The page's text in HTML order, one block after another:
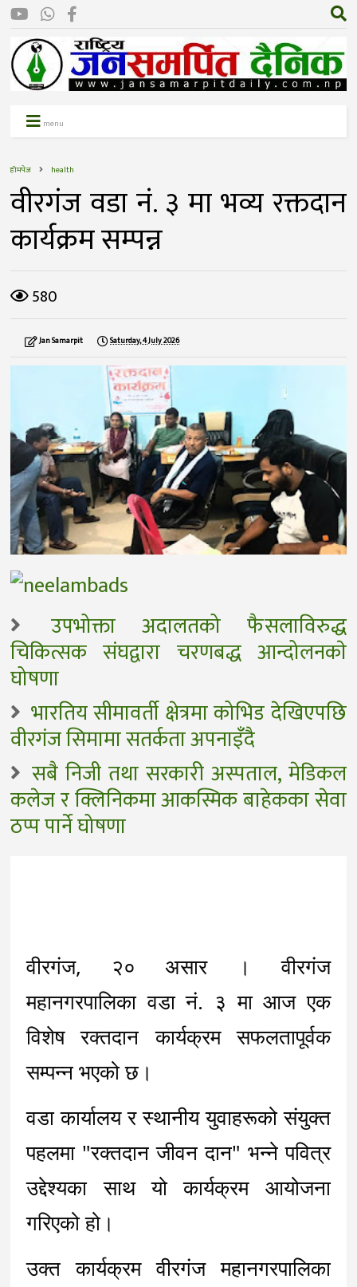
menu
होमपेज health
वीरगंज वडा नं. ३ मा भव्य रक्तदान
कार्यक्रम सम्पन्न
580
Jan Samarpit Saturday, 4 July 2026
उपभोक्ता अदालतको फैसलाविरुद्ध
चिकित्सक संघद्वारा चरणबद्ध आन्दोलनकाे
घोषणा
भारतिय सीमावर्ती क्षेत्रमा कोभिड देखिएपछि
वीरगंज सिमामा सतर्कता अपनाइँदै
सबै निजी तथा सरकारी अस्पताल, मेडिकल
कलेज र क्लिनिकमा आकस्मिक बाहेकका सेवा
ठप्प पार्ने घोषणा
वीरगंज, २० असार । वीरगंज
महानगरपालिका वडा नं. ३ मा आज एक
विशेष रक्तदान कार्यक्रम सफलतापूर्वक
सम्पन्न भएको छ।
वडा कार्यालय र स्थानीय युवाहरूको संयुक्त
पहलमा "रक्तदान जीवन दान" भन्ने पवित्र
उद्देश्यका साथ यो कार्यक्रम आयोजना
गरिएको हो।
उक्त कार्यक्रम वीरगंज महानगरपालिका